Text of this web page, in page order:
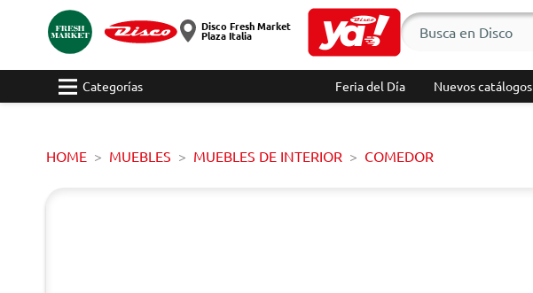
Disco Fresh Market
Plaza Italia
Categorías Feria del Día Nuevos catálogos
HOME MUEBLES MUEBLES DE INTERIOR COMEDOR